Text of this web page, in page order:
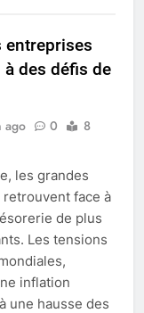
entreprises
des défis de
ago 0
8
les grandes
face à
de plus
Les tensions
inflation
une hausse des